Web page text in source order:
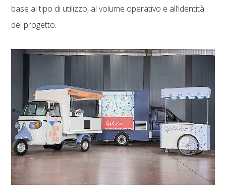
base al tipo di utilizzo, al volume operativo e all’identità
del progetto.